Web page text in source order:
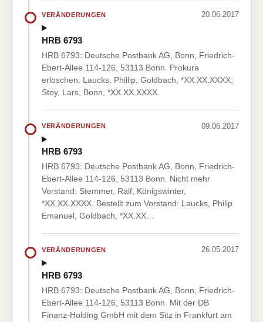
VERÄNDERUNGEN 20.06.2017
HRB 6793
HRB 6793: Deutsche Postbank AG, Bonn, Friedrich-
Ebert-Allee 114-126, 53113 Bonn. Prokura
erloschen: Laucks, Phillip, Goldbach, *XX.XX.XXXX;
Stoy, Lars, Bonn, *XX.XX.XXXX.
VERÄNDERUNGEN 09.06.2017
HRB 6793
HRB 6793: Deutsche Postbank AG, Bonn, Friedrich-
Ebert-Allee 114-126, 53113 Bonn. Nicht mehr
Vorstand: Stemmer, Ralf, Königswinter,
*XX.XX.XXXX. Bestellt zum Vorstand: Laucks, Philip
Emanuel, Goldbach, *XX.XX…
VERÄNDERUNGEN 26.05.2017
HRB 6793
HRB 6793: Deutsche Postbank AG, Bonn, Friedrich-
Ebert-Allee 114-126, 53113 Bonn. Mit der DB
Finanz-Holding GmbH mit dem Sitz in Frankfurt am